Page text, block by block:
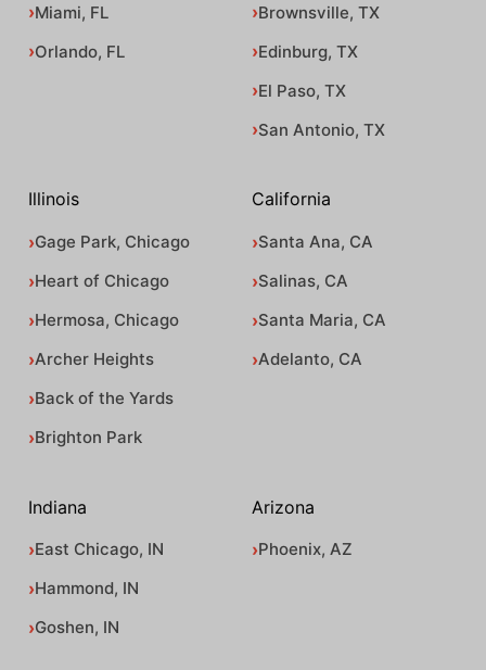
Miami, FL
Orlando, FL
Brownsville, TX
Edinburg, TX
El Paso, TX
San Antonio, TX
Illinois
Gage Park, Chicago
Heart of Chicago
Hermosa, Chicago
Archer Heights
Back of the Yards
Brighton Park
California
Santa Ana, CA
Salinas, CA
Santa Maria, CA
Adelanto, CA
Indiana
East Chicago, IN
Hammond, IN
Goshen, IN
Arizona
Phoenix, AZ